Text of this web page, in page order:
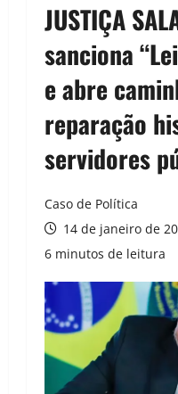
JUSTIÇA
sanciona
e abre
reparação
servidores
Caso de Política
14 de janeiro de
6 minutos de leitura